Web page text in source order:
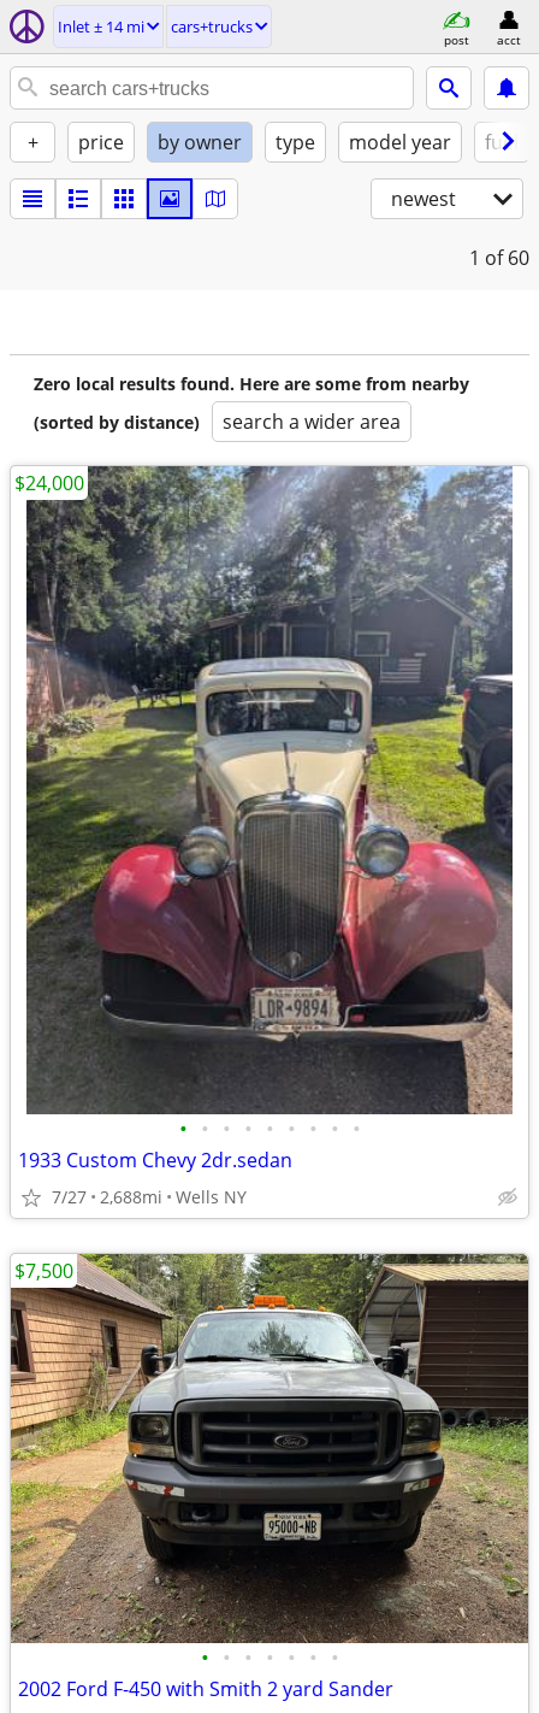
Inlet ± 14 mi cars+trucks
post acct
+ price by owner type model year fuel
newest
1 of 60
Zero local results found. Here are some from nearby
(sorted by distance)
search a wider area
• • • • • • • • •
1933 Custom Chevy 2dr.sedan
7/27 2,688mi Wells NY
$24,000
• • • • • • •
2002 Ford F-450 with Smith 2 yard Sander
$7,500